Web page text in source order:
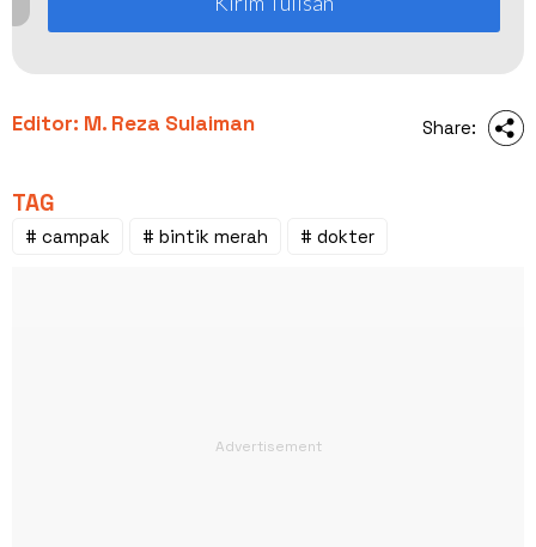
Editor: M. Reza Sulaiman Share:
TAG
# campak # bintik merah # dokter